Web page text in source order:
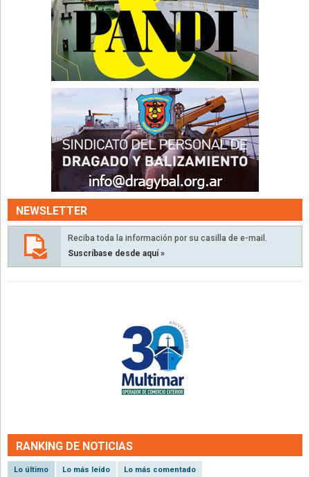
NEWSLETTER
Reciba toda la información por su casilla de e-mail.
Suscríbase desde aquí »
RANKING DE NOTICIAS
Lo último Lo más leído Lo más comentado